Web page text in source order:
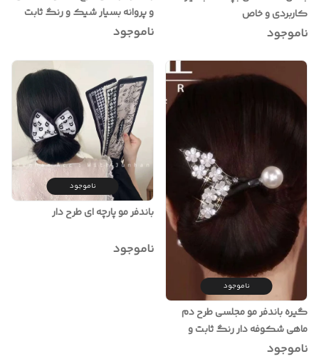
کاربردی و خاص
ناموجود
و پروانه بسیار شیک و رنگ ثابت
ناموجود
ناموجود
گیره باندفر مو مجلسی طرح دم
ماهی شکوفه دار رنگ ثابت و
وارداتی
ناموجود
ناموجود
باندفر مو پارچه ای طرح دار
ناموجود